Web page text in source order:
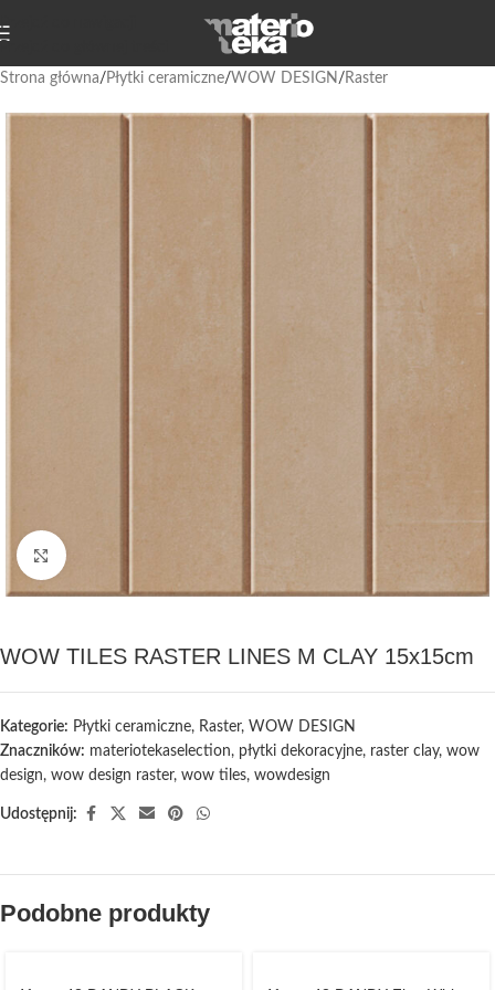
Przejdź do nawigacji
Strona główna/ Płytki ceramiczne/WOW DESIGN / Raster
Kliknij, aby powiększyć
WOW TILES RASTER LINES M CLAY 15x15cm
Kategorie: Płytki ceramiczne, Raster, WOW DESIGN
Znaczników: materiotekaselection, płytki dekoracyjne, raster clay, wow
design, wow design raster, wow tiles, wowdesign
Udostępnij:
Podobne produkty